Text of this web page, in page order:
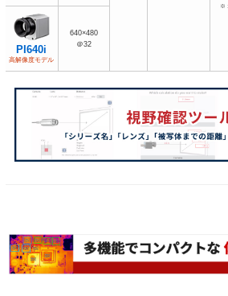
※
PI640i
高解像度モデル
640×480
＠32